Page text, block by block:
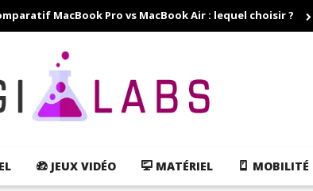
MacBook Pro vs MacBook Air : lequel choisir ?
JEUX VIDÉO MATÉRIEL MOBILITÉ